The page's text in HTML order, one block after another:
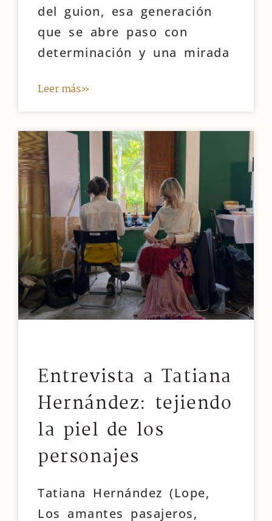
del guion, esa generación
que se abre paso con
determinación y una mirada
Leer más»
Entrevista a Tatiana
Hernández: tejiendo
la piel de los
personajes
Tatiana Hernández (Lope,
Los amantes pasajeros,